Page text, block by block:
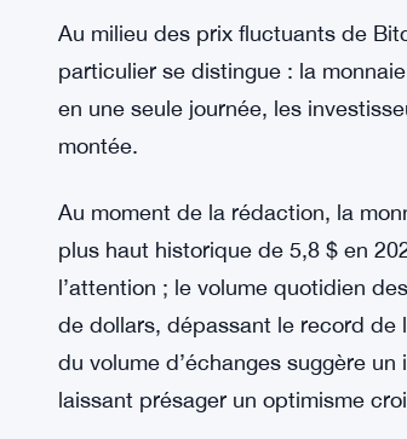
Au milieu des prix fluctuants de
particulier se distingue : la monnaie
en une seule journée, les
montée.
Au moment de la rédaction, la
plus haut historique de 5,8 $ en
l’attention ; le volume quotidien
de dollars, dépassant le record de
du volume d’échanges suggère
laissant présager un optimisme